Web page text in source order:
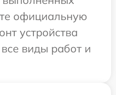
официальную
устройства
виды работ и